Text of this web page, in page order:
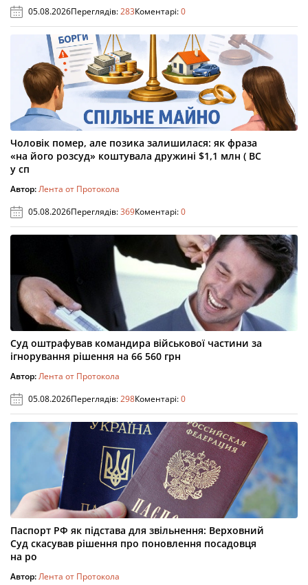
05.08.2026Переглядів:283Коментарі:0
Чоловік помер, але позика залишилася: як фраза
«на його розсуд» коштувала дружині $1,1 млн ( ВС
у сп
Автор:Лента от Протокола
05.08.2026Переглядів:369Коментарі:0
Суд оштрафував командира військової частини за
ігнорування рішення на 66 560 грн
Автор:Лента от Протокола
05.08.2026Переглядів:298Коментарі:0
Паспорт РФ як підстава для звільнення: Верховний
Суд скасував рішення про поновлення посадовця
на ро
Автор:Лента от Протокола